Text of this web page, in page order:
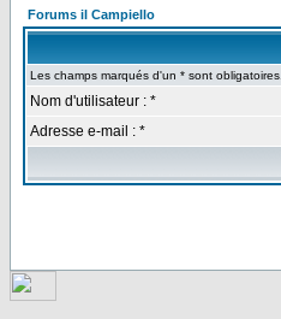
Forums il Campiello
Les champs marqués d'un * sont obligatoires.
Nom d'utilisateur : *
Adresse e-mail : *